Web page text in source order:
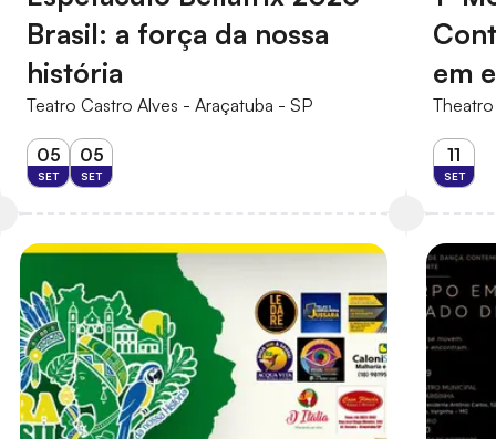
Brasil: a força da nossa
história
Teatro Castro Alves - Araçatuba - SP
05
SET
05
SET
em
11
SET